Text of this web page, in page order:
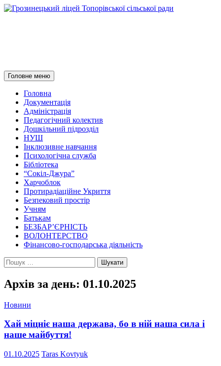
Пошук
Головне меню Перейти
до
Головна
Документація
Адміністрація
Педагогічний колектив
Дошкільний підрозділ
НУШ
Інклюзивне навчання
Психологічна служба
Бібліотека
“Сокіл-Джура”
Харчоблок
Протирадіаційне Укриття
Безпековий простір
Учням
Батькам
БЕЗБАР’ЄРНІСТЬ
ВОЛОНТЕРСТВО
Фінансово-господарська діяльність
Пошук:
Архів за день: 01.10.2025
Новини
Хай міцніє наша держава, бо в ній наша сила і
наше майбуття!
01.10.2025 Taras Kovtyuk